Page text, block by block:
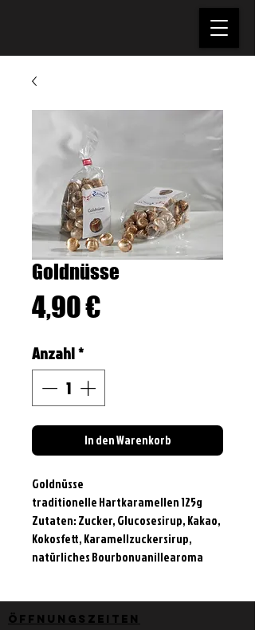
Goldnüsse
4,90 €
Anzahl*
In den Warenkorb
Goldnüsse
traditionelle Hartkaramellen 125g
Zutaten: Zucker, Glucosesirup, Kakao,
Kokosfett, Karamellzuckersirup,
natürliches Bourbonvanillearoma
Öffnungszeiten